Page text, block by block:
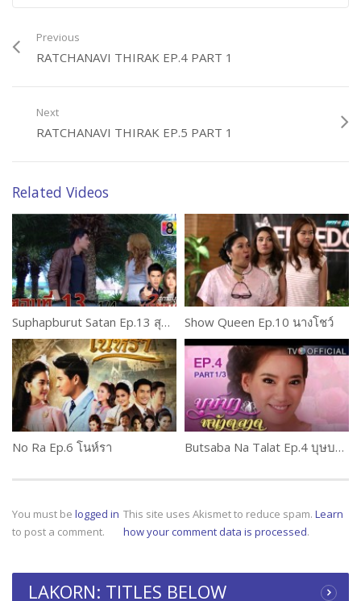
Previous
RATCHANAVI THIRAK EP.4 PART 1
Next
RATCHANAVI THIRAK EP.5 PART 1
Related Videos
Suphapburut Satan Ep.13 สุภาพบุรุษซาตาน Show Queen Ep.10 นางโชว์
No Ra Ep.6 โนห์รา Butsaba Na Talat Ep.4 บุษบาหน้าตลาด
You must be logged in
to post a comment.
This site uses Akismet to reduce spam. Learn
how your comment data is processed.
LAKORN: TITLES BELOW